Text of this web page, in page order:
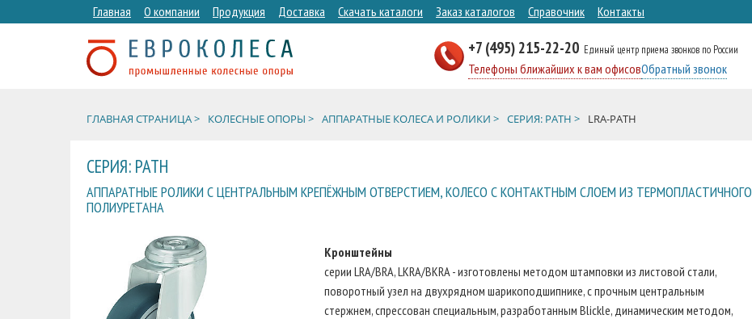
Главная О компании Продукция Доставка Скачать каталоги Заказ каталогов Справочник Контакты
+7 (495) 215-22-20 Единый центр приема звонков по России
Телефоны ближайших к вам офисовОбратный звонок
ГЛАВНАЯ СТРАНИЦА > КОЛЕСНЫЕ ОПОРЫ > АППАРАТНЫЕ КОЛЕСА И РОЛИКИ > СЕРИЯ: PATH > LRA-PATH
СЕРИЯ: PATH
АППАРАТНЫЕ РОЛИКИ С ЦЕНТРАЛЬНЫМ КРЕПЁЖНЫМ ОТВЕРСТИЕМ, КОЛЕСО С КОНТАКТНЫМ СЛОЕМ ИЗ ТЕРМОПЛАСТИЧНОГО
ПОЛИУРЕТАНА
Кронштейны
серии LRA/BRA, LKRA/BKRA - изготовлены методом штамповки из листовой стали,
поворотный узел на двухрядном шарикоподшипнике, с прочным центральным
стержнем, спрессован специальным, разработанным Blickle, динамическим методом,